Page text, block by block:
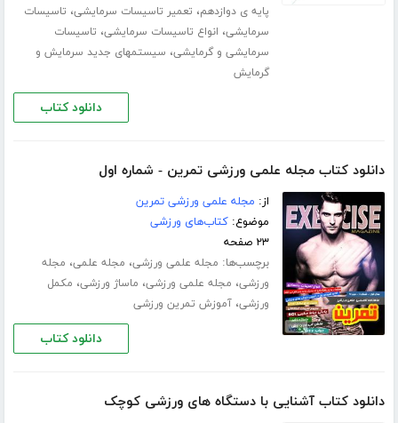
پایه ی دوازدهم، تعمیر تاسیسات سرمایشی، تاسیسات
سرمایشی، انواع تاسیسات سرمایشی، تاسیسات
سرمایشی و گرمایشی، سیستمهای جدید سرمایش و
گرمایش
دانلود کتاب
دانلود کتاب مجله علمی ورزشی تمرین - شماره اول
از: مجله علمی ورزشی تمرین
موضوع:کتاب‌های ورزشی
۲۳ صفحه
برچسب‌ها: مجله علمی ورزشی، مجله علمی، مجله
ورزشی، مجله علمی ورزشی، ماساژ ورزشی، مکمل
ورزشی،آموزش تمرین ورزشی
دانلود کتاب
دانلود کتاب آشنایی با دستگاه های ورزشی کوچک